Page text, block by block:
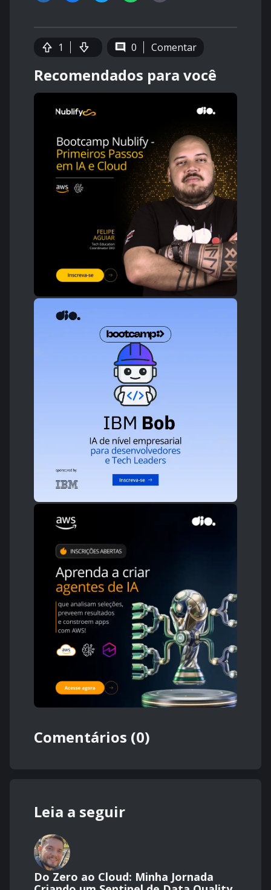
1 0 Comentar
Recomendados para você
Comentários (0)
Leia a seguir
Do Zero ao Cloud: Minha Jornada